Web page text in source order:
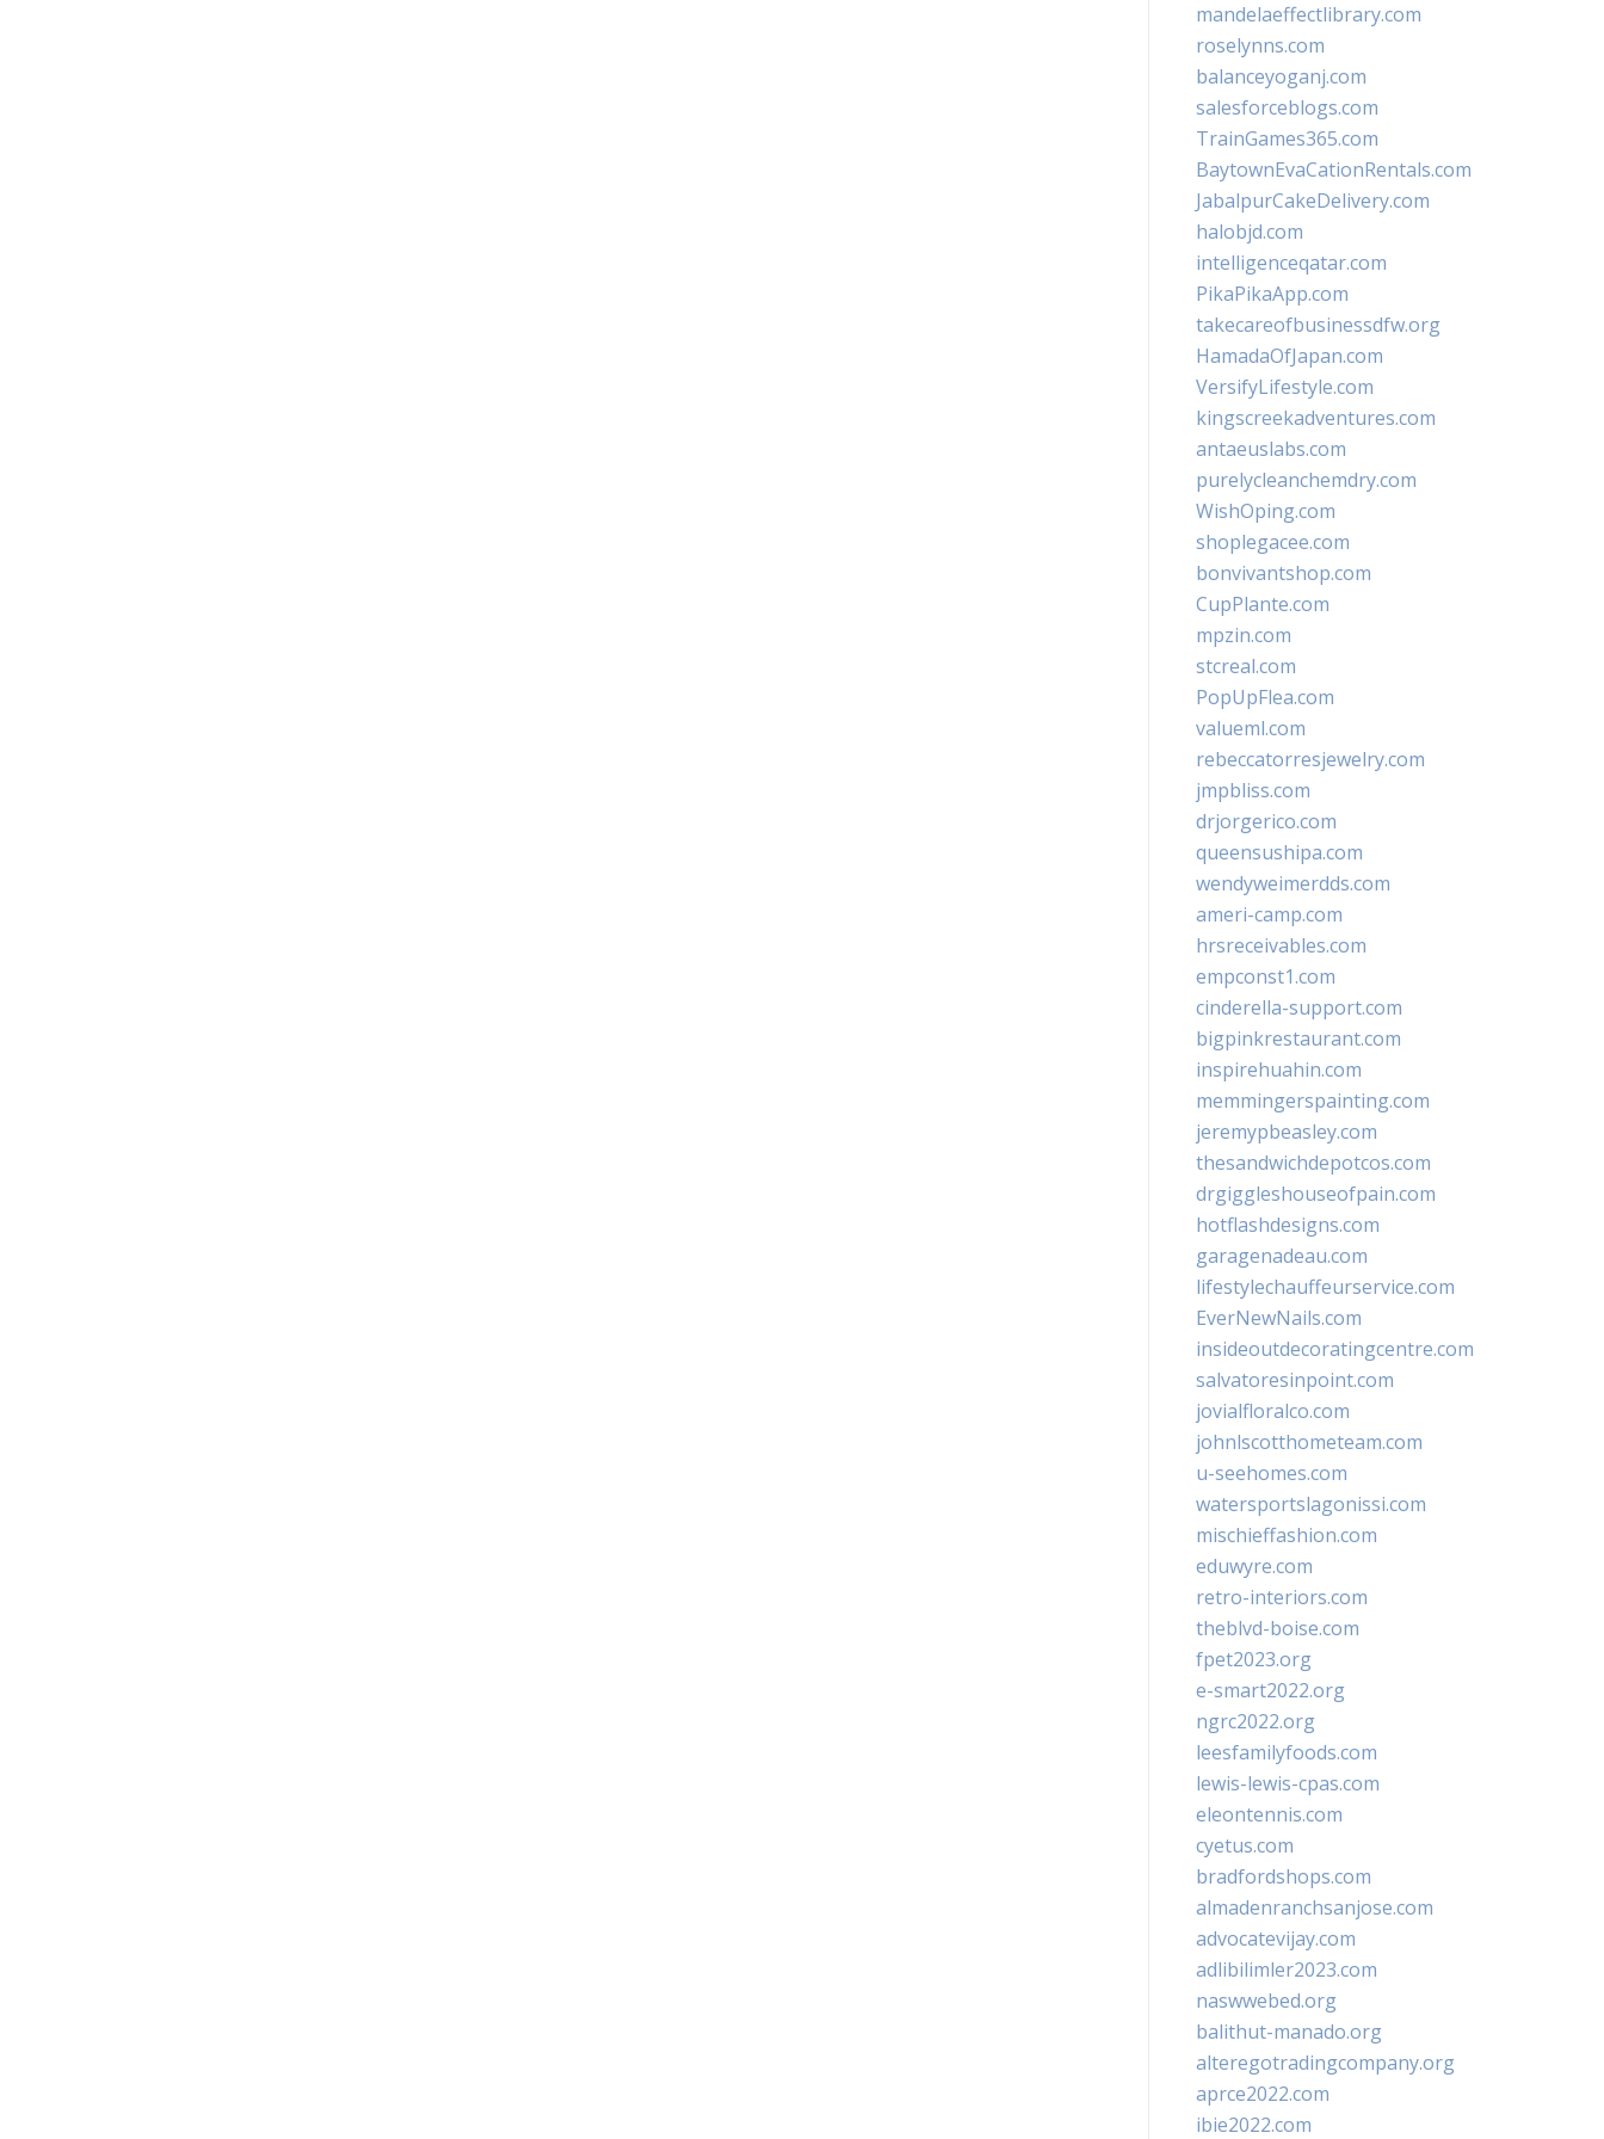
mandelaeffectlibrary.com
roselynns.com
balanceyoganj.com
salesforceblogs.com
TrainGames365.com
BaytownEvaCationRentals.com
JabalpurCakeDelivery.com
halobjd.com
intelligenceqatar.com
PikaPikaApp.com
takecareofbusinessdfw.org
HamadaOfJapan.com
VersifyLifestyle.com
kingscreekadventures.com
antaeuslabs.com
purelycleanchemdry.com
WishOping.com
shoplegacee.com
bonvivantshop.com
CupPlante.com
mpzin.com
stcreal.com
PopUpFlea.com
valueml.com
rebeccatorresjewelry.com
jmpbliss.com
drjorgerico.com
queensushipa.com
wendyweimerdds.com
ameri-camp.com
hrsreceivables.com
empconst1.com
cinderella-support.com
bigpinkrestaurant.com
inspirehuahin.com
memmingerspainting.com
jeremypbeasley.com
thesandwichdepotcos.com
drgiggleshouseofpain.com
hotflashdesigns.com
garagenadeau.com
lifestylechauffeurservice.com
EverNewNails.com
insideoutdecoratingcentre.com
salvatoresinpoint.com
jovialfloralco.com
johnlscotthometeam.com
u-seehomes.com
watersportslagonissi.com
mischieffashion.com
eduwyre.com
retro-interiors.com
theblvd-boise.com
fpet2023.org
e-smart2022.org
ngrc2022.org
leesfamilyfoods.com
lewis-lewis-cpas.com
eleontennis.com
cyetus.com
bradfordshops.com
almadenranchsanjose.com
advocatevijay.com
adlibilimler2023.com
naswwebed.org
balithut-manado.org
alteregotradingcompany.org
aprce2022.com
ibie2022.com